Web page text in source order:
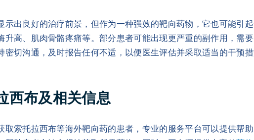
示出良好的治疗前景，但作为一种强效的靶向药物，它也可能引
升高、肌肉骨骼疼痛等。部分患者可能出现更严重的副作用，需
密切沟通，及时报告任何不适，以便医生评估并采取适当的干预措
西布及相关信息
取索托拉西布等海外靶向药的患者，专业的服务平台可以提供帮助